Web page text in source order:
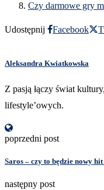
Czy darmowe gry
Udostępnij Facebook
Aleksandra Kwiatkowska
Z pasją łączy świat
lifestyle’owych.
poprzedni post
Saros – czy to będzie nowy
następny post